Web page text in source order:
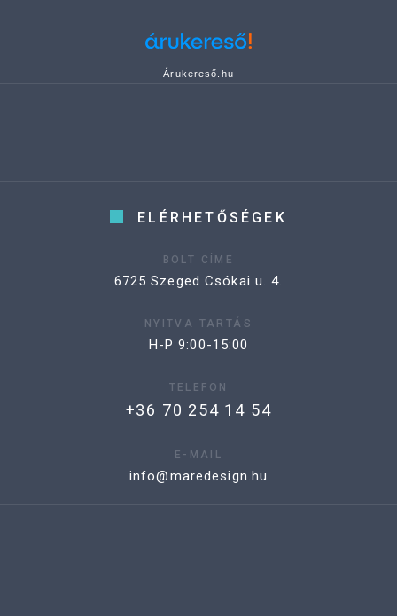
Árukereső.hu
ELÉRHETŐSÉGEK
BOLT CÍME
6725 Szeged Csókai u. 4.
NYITVA TARTÁS
H-P 9:00-15:00
TELEFON
+36 70 254 14 54
E-MAIL
info@maredesign.hu